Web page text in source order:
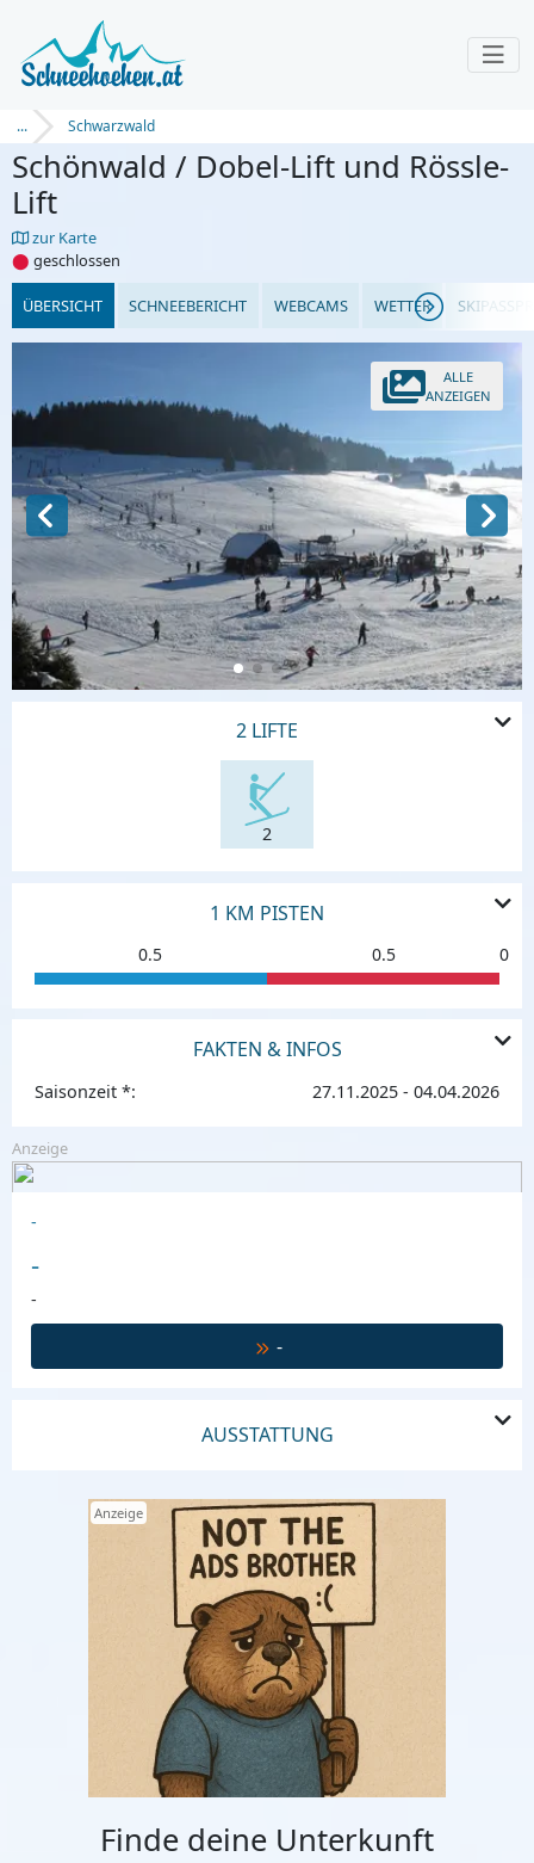
... Schwarzwald
Schönwald / Dobel-Lift und Rössle-
Lift
zur Karte
⬤ geschlossen
ÜBERSICHT SCHNEEBERICHT WEBCAMS WETTER
ALLE
ANZEIGEN
Finde deine Unterkunft
2 LIFTE
2
1 KM PISTEN
0.5 0.5 0
FAKTEN & INFOS
Saisonzeit *: 27.11.2025 - 04.04.2026
Anzeige
-
-
-
-
AUSSTATTUNG
Anzeige